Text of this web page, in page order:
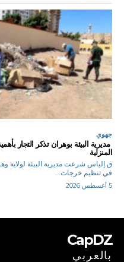
جهوي
مديرية البيئة بوهران تذكر التجار
المنزلية
ق.إلياس شرعت مديرية البيئة
في تنظيم خرجات...
5 أغسطس 2026
CapDZ
بالعربي